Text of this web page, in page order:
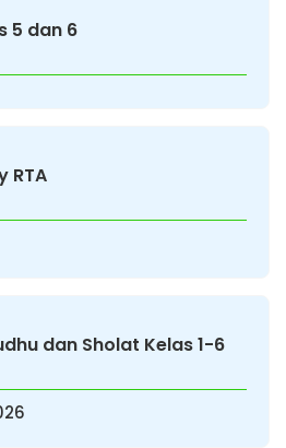
5 dan 6
RTA
dan Sholat Kelas 1-6